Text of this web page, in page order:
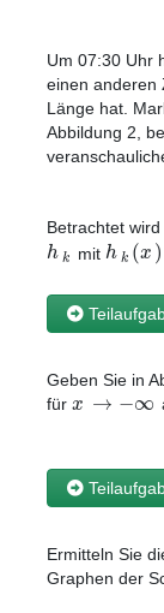
Um 07:30 Uhr
einen anderen
Länge hat.
Abbildung 2,
Betrachtet
hk mit hk (x)
Geben Sie in
für x → −∞
Ermitteln Sie
Graphen der